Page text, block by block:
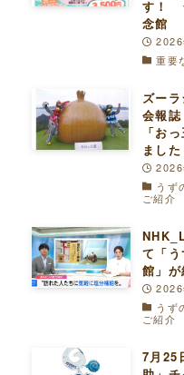
す！
念館
2026
重要
ズー
会報
「お
ました
2026
うず
ご紹介
て「
館」が
2026
うず
ご紹介
7月25